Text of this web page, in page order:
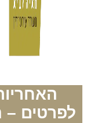
–